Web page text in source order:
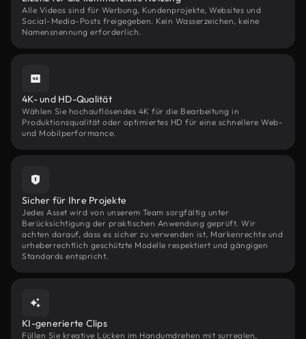
Alle Videos sind für Werbung, Kundenprojekte, Websites und
Social-Media-Posts freigegeben. Kein Wasserzeichen, keine
Namensnennung erforderlich.
4K- und HD-Qualität
Wählen Sie hochauflösendes 4K für die Bearbeitung in
Produktionsqualität oder optimiertes HD für eine schnellere Web-
und Mobilperformance.
Sicher für Ihre Projekte
Jedes Asset wird von unserem Team sorgfältig unter
Berücksichtigung der praktischen Anwendung geprüft. Wir
achten darauf, dass es sicher zu verwenden ist, Markenrechte und
urheberrechtlich geschützte Modelle respektiert und gängigen
Standards entspricht.
KI-generierte Clips
Füllen Sie kreative Lücken im Handumdrehen mit surrealen,